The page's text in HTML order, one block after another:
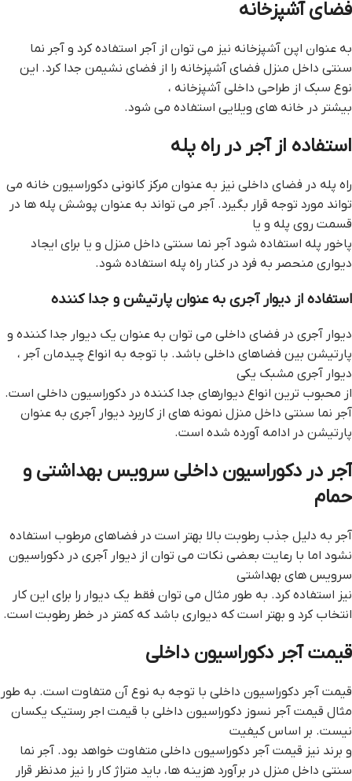
فضای آشپزخانه
به عنوان اپن آشپزخانه نیز می توان از آجر استفاده کرد و آجر نما
سنتی داخل منزل فضای آشپزخانه را از فضای نشیمن جدا کرد. این
نوع سبک از طراحی داخلی آشپزخانه ،
بیشتر در خانه های ویلایی استفاده می شود.
استفاده از آجر در راه پله
راه پله در فضای داخلی نیز به عنوان مرکز کانونی دکوراسیون خانه می
تواند مورد توجه قرار بگیرد. آجر می تواند به عنوان پوشش پله ها در
قسمت روی پله و یا
پاخور پله استفاده شود آجر نما سنتی داخل منزل و یا برای ایجاد
دیواری منحصر به فرد در کنار راه پله استفاده شود.
استفاده از دیوار آجری به عنوان پارتیشن و جدا کننده
دیوار آجری در فضای داخلی می توان به عنوان یک دیوار جدا کننده و
پارتیشن بین فضاهای داخلی باشد. با توجه به انواع چیدمان آجر ،
دیوار آجری مشبک یکی
از محبوب ترین انواع دیوارهای جدا کننده در دکوراسیون داخلی است.
آجر نما سنتی داخل منزل نمونه های از کاربرد دیوار آجری به عنوان
پارتیشن در ادامه آورده شده است.
آجر در دکوراسیون داخلی سرویس بهداشتی و
حمام
آجر به دلیل جذب رطوبت بالا بهتر است در فضاهای مرطوب استفاده
نشود اما با رعایت بعضی نکات می توان از دیوار آجری در دکوراسیون
سرویس های بهداشتی
نیز استفاده کرد. به طور مثال می توان فقط یک دیوار را برای این کار
انتخاب کرد و بهتر است که دیواری باشد که کمتر در خطر رطوبت است.
قیمت آجر دکوراسیون داخلی
قیمت آجر دکوراسیون داخلی با توجه به نوع آن متفاوت است. به طور
مثال قیمت آجر نسوز دکوراسیون داخلی با قیمت اجر رستیک یکسان
نیست. بر اساس کیفیت
و برند نیز قیمت آجر دکوراسیون داخلی متفاوت خواهد بود. آجر نما
سنتی داخل منزل در برآورد هزینه ها، باید متراژ کار را نیز مدنظر قرار